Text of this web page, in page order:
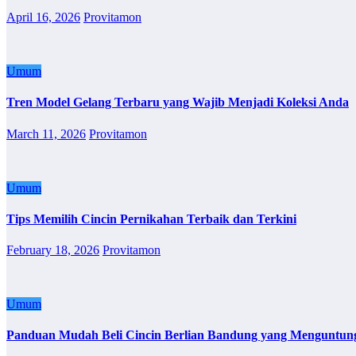
April 16, 2026 Provitamon
Umum
Tren Model Gelang Terbaru yang Wajib Menjadi Koleksi Anda
March 11, 2026 Provitamon
Umum
Tips Memilih Cincin Pernikahan Terbaik dan Terkini
February 18, 2026 Provitamon
Umum
Panduan Mudah Beli Cincin Berlian Bandung yang